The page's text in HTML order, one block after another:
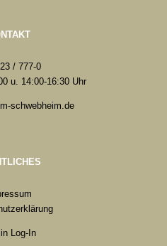
/ 777-0
u. 14:00-16:30 Uhr
schwebheim.de
Log-In